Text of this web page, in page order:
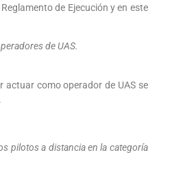
de Ejecución y en este
de UAS.
actuar como operador de UAS se
pilotos a distancia en la categoría